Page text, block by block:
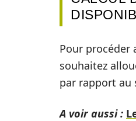
Pour procéder
souhaitez
par rapport au
A voir aussi :